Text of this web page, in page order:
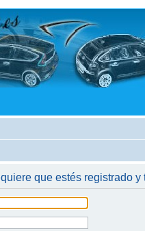
que estés registrado